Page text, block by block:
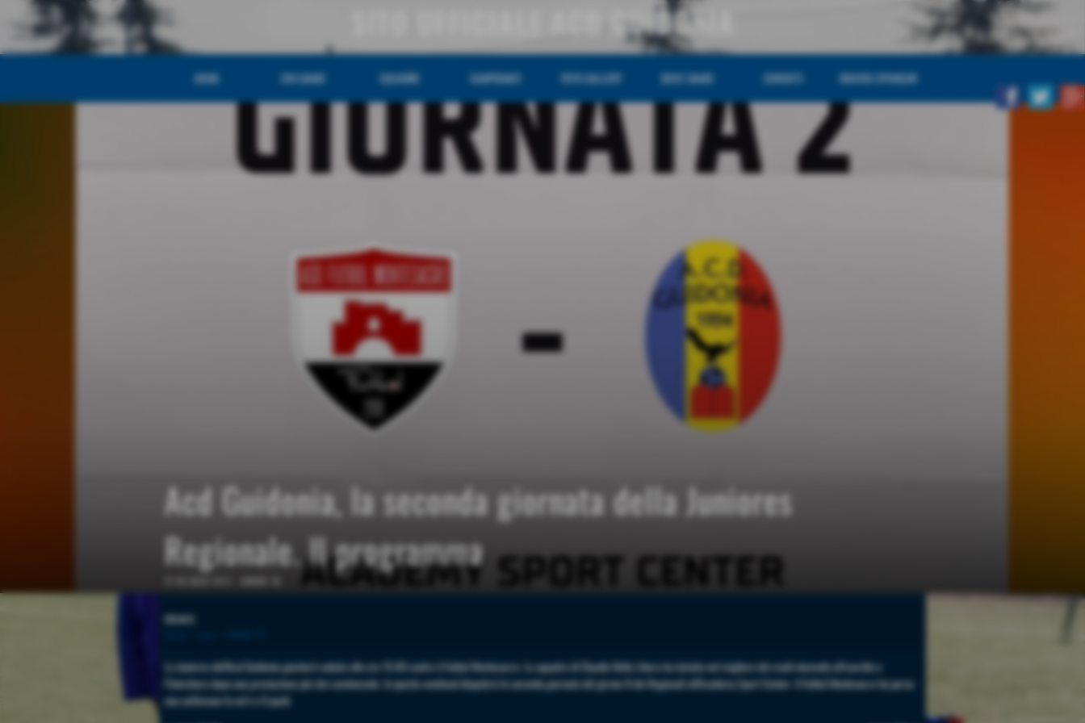
SITO UFFICIALE ACD GUIDONIA
HOME CHI SIAMO SQUADRE CAMPIONATI FOTO GALLERY DOVE SIAMO CONTATTI DIVENTA SPONSOR
news
Acd Guidonia, la seconda giornata della Juniores
Regionale. Il programma
La Juniores dell'Acd Guidonia giocherà sabato alle ore 15:00 contro il Futbol Montesacro. La squadra di Claudio Della Libera ha iniziato nel migliore dei modi vincendo all'esordio a
Palombara dopo una prestazione più che convincente. In questo weekend disputerà la seconda giornata del girone B dei Regionali all'Academy Sport Center: il Futbol Montesacro ha perso
una settimana fa ed è a 0 punti.